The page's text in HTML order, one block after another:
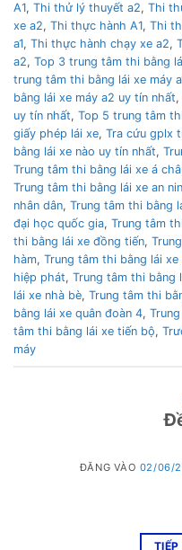
A1, Thi thử lý thuyết a2, Thi
xe a2, Thi thực hành A1, Thi
a1, Thi thực hành chạy xe a2,
a2, Top 3 trung tâm thi bằng
trung tâm thi bằng lái xe máy
bằng lái xe máy a2 uy tín nhất,
uy tín nhất, Top 5 trung tâm
giấy phép lái xe, Tra cứu gplx
bằng lái xe nào uy tín nhất,
Trung tâm thi bằng lái xe á
Trung tâm thi bằng lái xe an
nhân dân, Trung tâm thi bằng
đại học quốc gia, Trung tâm
thi bằng lái xe đồng tiến,
hàm, Trung tâm thi bằng lái xe
hiệp phát, Trung tâm thi bằng
lái xe nhà bè, Trung tâm thi
bằng lái xe quân đoàn 4,
tâm thi bằng lái xe tiến bộ,
máy
ĐĂNG VÀO 02/06/